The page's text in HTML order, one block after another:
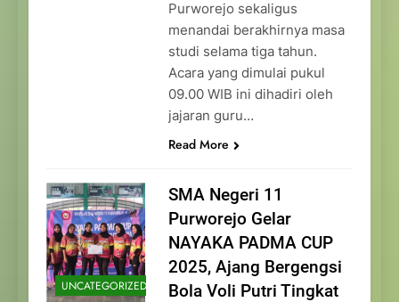
Purworejo sekaligus
menandai berakhirnya masa
studi selama tiga tahun.
Acara yang dimulai pukul
09.00 WIB ini dihadiri oleh
jajaran guru…
Read More
UNCATEGORIZED
SMA Negeri 11
Purworejo Gelar
NAYAKA PADMA CUP
2025, Ajang Bergengsi
Bola Voli Putri Tingkat